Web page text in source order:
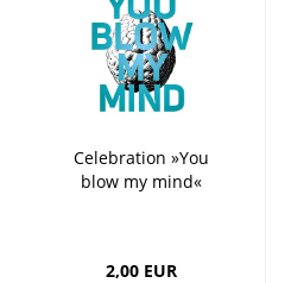
Celebration »You
blow my mind«
2,00 EUR